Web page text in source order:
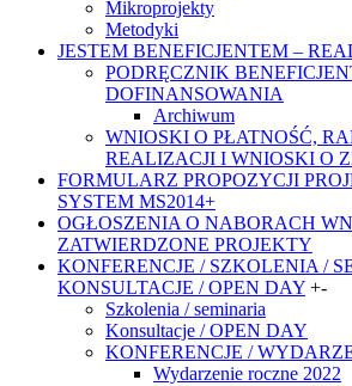
Mikroprojekty
Metodyki
JESTEM BENEFICJENTEM –
PODRĘCZNIK
DOFINANSOWANIA
Archiwum
WNIOSKI O PŁATNOŚĆ,
REALIZACJI I WNIOSKI O
FORMULARZ PROPOZYCJI
SYSTEM MS2014+
OGŁOSZENIA O NABORACH
ZATWIERDZONE PROJEKTY
KONFERENCJE / SZKOLENIA /
KONSULTACJE / OPEN DAY +-
Szkolenia / seminaria
Konsultacje / OPEN DAY
KONFERENCJE /
Wydarzenie roczne 2022